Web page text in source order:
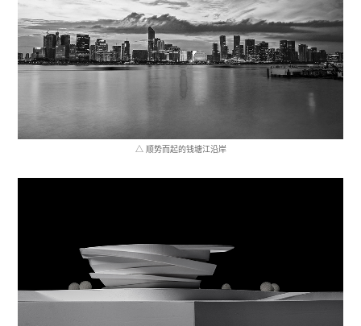
△ 顺势而起的钱塘江沿岸